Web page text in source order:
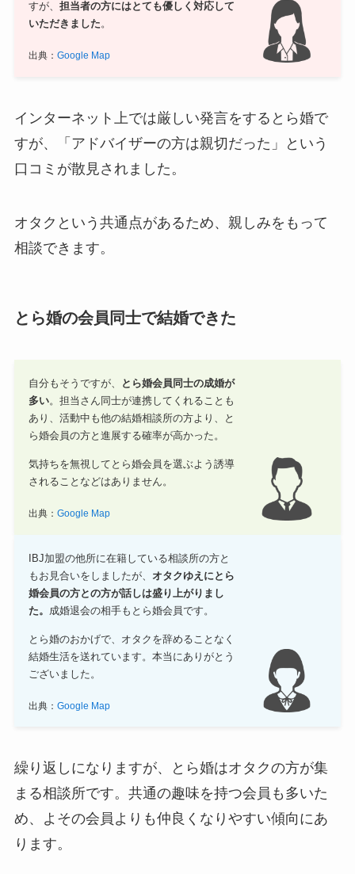
すが、 担当者の方にはとても優しく対応して
いただきました。
出典： Google Map
インターネット上では厳しい発言をするとら婚で
すが、「アドバイザーの方は親切だった」という
口コミが散見されました。
オタクという共通点があるため、親しみをもって
相談できます。
とら婚の会員同士で結婚できた
自分もそうですが、
とら婚会員同士の成婚が
多い。担当さん同士が連携してくれることも
あり、活動中も他の結婚相談所の方より、と
ら婚会員の方と進展する確率が高かった。
気持ちを無視してとら婚会員を選ぶよう誘導
されることなどはありません。
出典： Google Map
IBJ加盟の他所に在籍している相談所の方と
もお見合いをしましたが、 オタクゆえにとら
婚会員の方との方が話しは盛り上がりまし
た。 成婚退会の相手もとら婚会員です。
とら婚のおかげで、オタクを辞めることなく
結婚生活を送れています。本当にありがとう
ございました。
出典： Google Map
繰り返しになりますが、とら婚はオタクの方が集
まる相談所です。共通の趣味を持つ会員も多いた
め、よその会員よりも仲良くなりやすい傾向にあ
ります。